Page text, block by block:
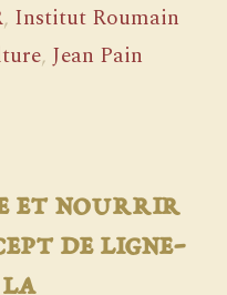
, Institut Roumain
, Jean Pain
et nourrir
de ligne-
la